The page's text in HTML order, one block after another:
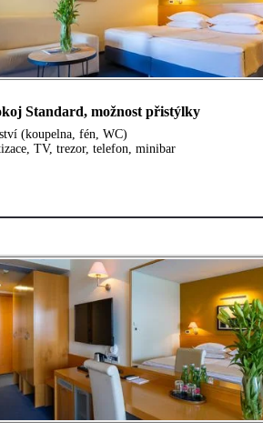
Standard, možnost přistýlky
(koupelna, fén, WC)
TV, trezor, telefon, minibar